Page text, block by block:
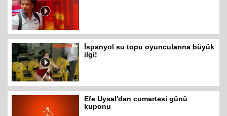
İspanyol su topu oyuncularına büyük
ilgi!
Efe Uysal'dan cumartesi günü
kuponu